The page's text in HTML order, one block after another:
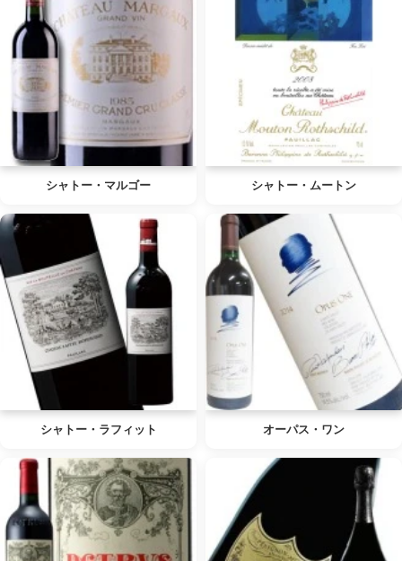
シャトー・マルゴー シャトー・ムートン
シャトー・ラフィット オーパス・ワン